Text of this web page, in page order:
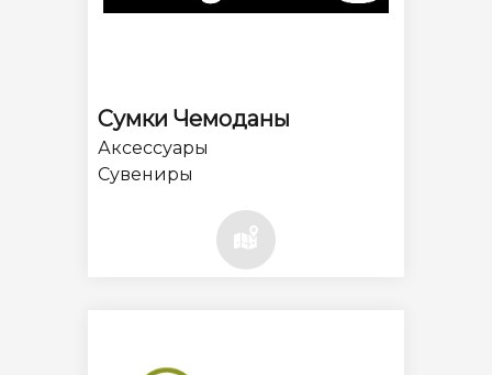
Сумки Чемоданы
Аксессуары
Сувениры